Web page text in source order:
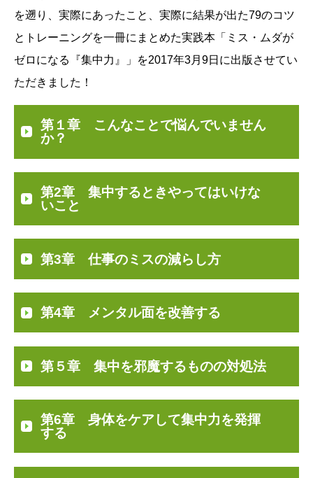
を遡り、実際にあったこと、実際に結果が出た79のコツ
とトレーニングを一冊にまとめた実践本「ミス・ムダが
ゼロになる『集中力』」を2017年3月9日に出版させてい
ただきました！
第１章 こんなことで悩んでいません
か？
第2章 集中するときやってはいけな
いこと
第3章 仕事のミスの減らし方
第4章 メンタル面を改善する
第５章 集中を邪魔するものの対処法
第6章 身体をケアして集中力を発揮
する